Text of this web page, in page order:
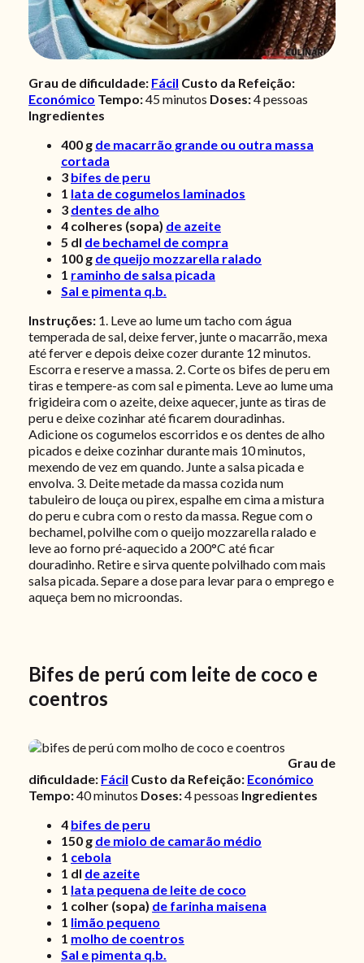
Grau de dificuldade: Fácil Custo da Refeição:
Económico Tempo:45 minutos Doses:4 pessoas
Ingredientes
400 g de macarrão grande ou outra massa
cortada
3 bifes de peru
1 lata de cogumelos laminados
3 dentes de alho
4 colheres (sopa) de azeite
5 dl de bechamel de compra
100 g de queijo mozzarella ralado
1 raminho de salsa picada
Sal e pimenta q.b.
Instruções: 1. Leve ao lume um tacho com água
temperada de sal, deixe ferver, junte o macarrão, mexa
até ferver e depois deixe cozer durante 12 minutos.
Escorra e reserve a massa. 2. Corte os bifes de peru em
tiras e tempere-as com sal e pimenta. Leve ao lume uma
frigideira com o azeite, deixe aquecer, junte as tiras de
peru e deixe cozinhar até ficarem douradinhas.
Adicione os cogumelos escorridos e os dentes de alho
picados e deixe cozinhar durante mais 10 minutos,
mexendo de vez em quando. Junte a salsa picada e
envolva. 3. Deite metade da massa cozida num
tabuleiro de louça ou pirex, espalhe em cima a mistura
do peru e cubra com o resto da massa. Regue com o
bechamel, polvilhe com o queijo mozzarella ralado e
leve ao forno pré-aquecido a 200°C até ficar
douradinho. Retire e sirva quente polvilhado com mais
salsa picada. Separe a dose para levar para o emprego e
aqueça bem no microondas.
Bifes de perú com leite de coco e
coentros
Grau de
dificuldade: Fácil Custo da Refeição: Económico
Tempo:40 minutos Doses:4 pessoas Ingredientes
4 bifes de peru
150 g de miolo de camarão médio
1 cebola
1 dl de azeite
1 lata pequena de leite de coco
1 colher (sopa) de farinha maisena
1 limão pequeno
1 molho de coentros
Sal e pimenta q.b.